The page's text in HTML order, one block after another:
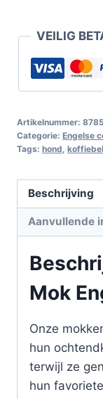
VEILIG
Artikelnummer:
Categorie: Engelse
Tags: hond
Beschrijving
Aanvullende
Mok
Onze
hun
terwijl ze
hun